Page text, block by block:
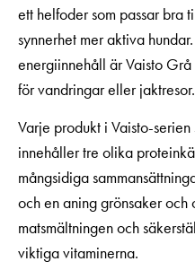
ett helfoder som passar bra
synnerhet mer aktiva
energiinnehåll är Vaisto
för vandringar eller jaktresor.
Varje produkt i Vaisto-
innehåller tre olika
mångsidiga
och en aning grönsaker
matsmältningen och
viktiga vitaminerna.